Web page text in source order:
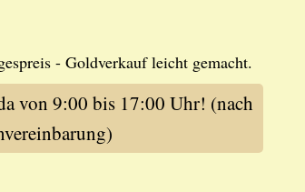
- Goldverkauf leicht gemacht.
von 9:00 bis 17:00 Uhr! (nach